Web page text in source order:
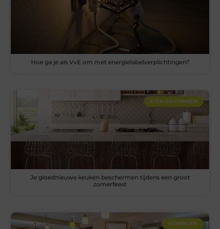
Hoe ga je als VvE om met energielabelverplichtingen?
ETEN EN DRINKEN
Je gloednieuwe keuken beschermen tijdens een groot
zomerfeest
WONINGEN